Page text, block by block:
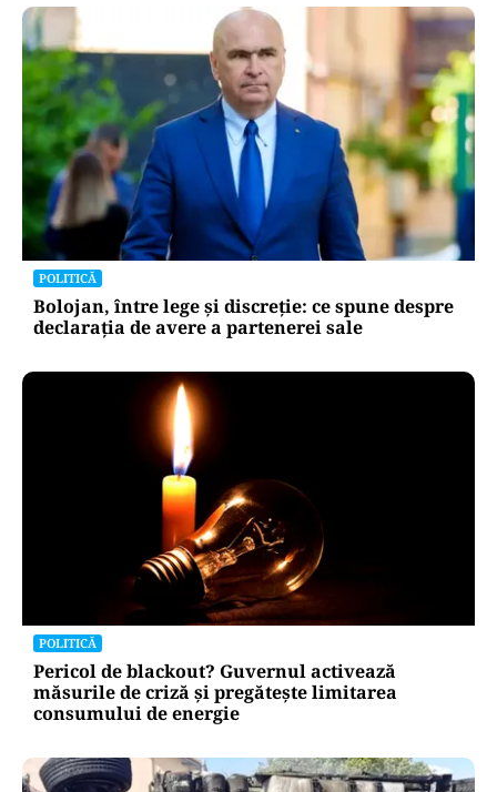
POLITICĂ
Bolojan, între lege și discreție: ce spune despre
declarația de avere a partenerei sale
POLITICĂ
Pericol de blackout? Guvernul activează
măsurile de criză și pregătește limitarea
consumului de energie